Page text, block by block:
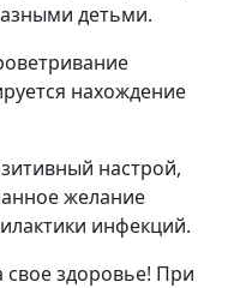
детьми.
нахождение
настрой,
желание
инфекций.
здоровье! При